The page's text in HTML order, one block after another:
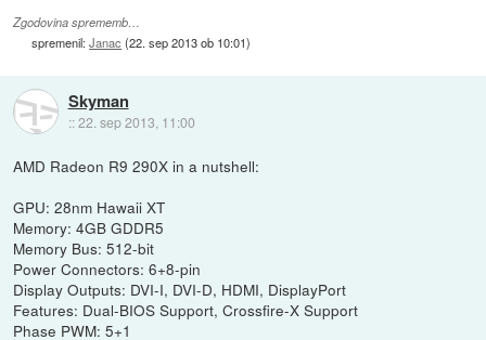
Zgodovina sprememb…
spremenil:Janac (22. sep 2013 ob 10:01)
Skyman
::22. sep 2013, 11:00
AMD Radeon R9 290X in a nutshell:
GPU: 28nm Hawaii XT
Memory: 4GB GDDR5
Memory Bus: 512-bit
Power Connectors: 6+8-pin
Display Outputs: DVI-I, DVI-D, HDMI, DisplayPort
Features: Dual-BIOS Support, Crossfire-X Support
Phase PWM: 5+1